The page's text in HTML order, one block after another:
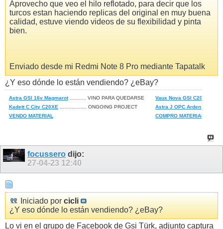
Aprovecho que veo el hilo reflotado, para decir que los
turcos estan haciendo replicas del original en muy buena
calidad, estuve viendo videos de su flexibilidad y pinta
bien.
Enviado desde mi Redmi Note 8 Pro mediante Tapatalk
¿Y eso dónde lo están vendiendo? ¿eBay?
Astra GSI 16v Magmarot........... VINO PARA QUEDARSE Vaux Nova GSI C20XE
Kadett C City C20XE .................. ONGOING PROJECT Astra J OPC Arden Blau
VENDO MATERIAL
COMPRO MATERIAL
focussero dijo:
27-04-23 12:40
Iniciado por cicli
¿Y eso dónde lo están vendiendo? ¿eBay?
Lo vi en el grupo de Facebook de Gsi Türk, adjunto captura